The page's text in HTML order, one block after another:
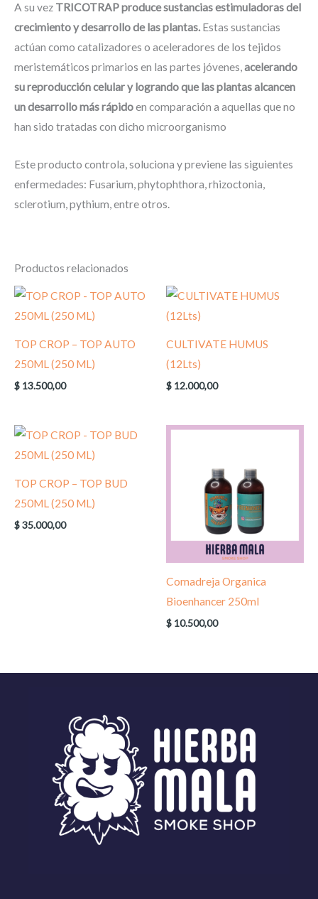
A su vez TRICOTRAPproduce sustancias estimuladoras del
crecimiento y desarrollo de las plantas. Estas sustancias
actúan como catalizadores o aceleradores de los tejidos
meristemáticos primarios en las partes jóvenes,acelerando
su reproducción celular y logrando que las plantas alcancen
un desarrollo más rápidoen comparación a aquellas que no
han sido tratadas con dicho microorganismo
Este producto controla, soluciona y previene las siguientes
enfermedades: Fusarium, phytophthora, rhizoctonia,
sclerotium, pythium, entre otros.
Productos relacionados
TOP CROP – TOP AUTO
250ML (250 ML)
$ 13.500,00
CULTIVATE HUMUS
(12Lts)
$ 12.000,00
TOP CROP – TOP BUD
250ML (250 ML)
$35.000,00
Comadreja Organica
Bioenhancer 250ml
$ 10.500,00